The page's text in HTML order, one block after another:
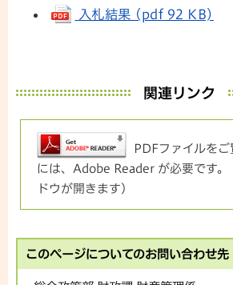
入札結果 (pdf 92 KB)
関連リンク
PDFファイルを
には、Adobe Reader が必要です。
ドウが開きます）
このページについてのお問い合わせ先